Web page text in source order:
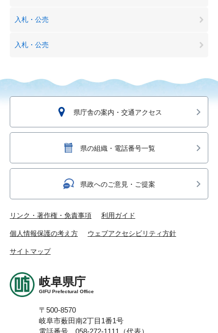
入札・公売
入札・公売
県庁舎の案内・交通アクセス
県の組織・電話番号一覧
県政へのご意見・ご提案
リンク・著作権・免責事項 利用ガイド
個人情報保護の考え方 ウェブアクセシビリティ方針
サイトマップ
岐阜県庁
GIFU Prefectural Office
〒500-8570
岐阜市薮田南2丁目1番1号
電話番号 058-272-1111（代表）